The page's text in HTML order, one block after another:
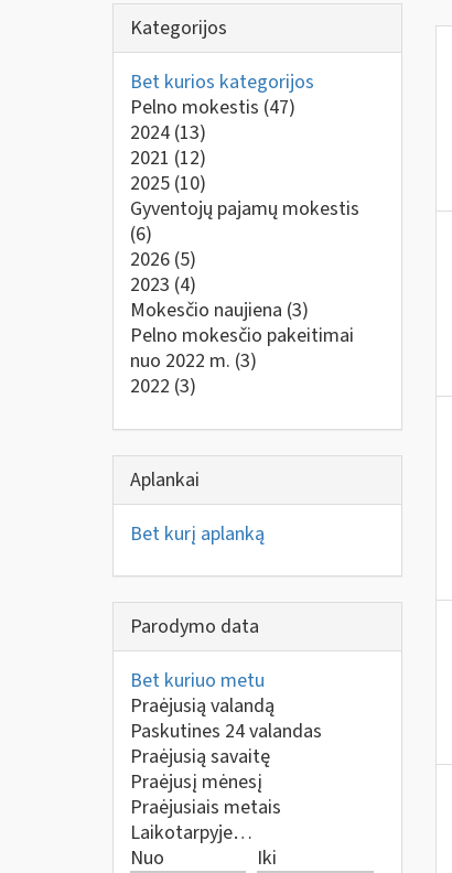
Kategorijos
Bet kurios kategorijos
Pelno mokestis (47)
2024 (13)
2021 (12)
2025 (10)
Gyventojų pajamų mokestis
(6)
2026 (5)
2023 (4)
Mokesčio naujiena (3)
Pelno mokesčio pakeitimai
nuo 2022 m. (3)
2022 (3)
Aplankai
Bet kurį aplanką
Parodymo data
Bet kuriuo metu
Praėjusią valandą
Paskutines 24 valandas
Praėjusią savaitę
Praėjusį mėnesį
Praėjusiais metais
Laikotarpyje…
Nuo
Iki